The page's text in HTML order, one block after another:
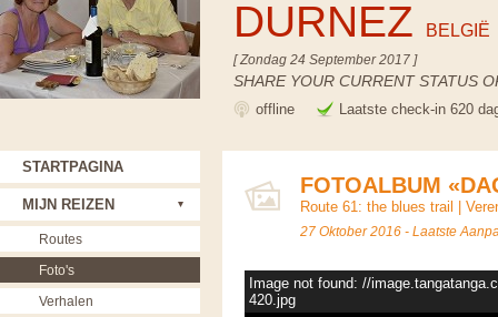
DURNEZ
BELGIË
[ Zondag 24 September 2017 ]
SHARE YOUR CURRENT STATUS
offline Laatste check-in 620
FOTOALBUM
Route 61: the blues trail
27 Oktober 2016 - Laatste
Image not found: //
420.jpg
STARTPAGINA
MIJN REIZEN
Routes
Foto's
Verhalen